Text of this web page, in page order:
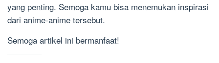
yang penting. Semoga kamu bisa menemukan inspirasi
dari anime-anime tersebut.
Semoga artikel ini bermanfaat!